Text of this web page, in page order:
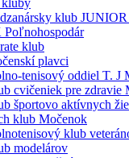
kluby
klub
Poľnohospodár
klub
plavci
tenisový oddiel T.
cvičeniek pre zdravie
športovo aktívnych
klub Močenok
klub
modelárov